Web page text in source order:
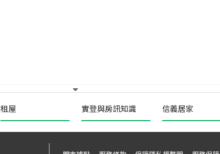
租屋 實登與房訊知識 信義居家